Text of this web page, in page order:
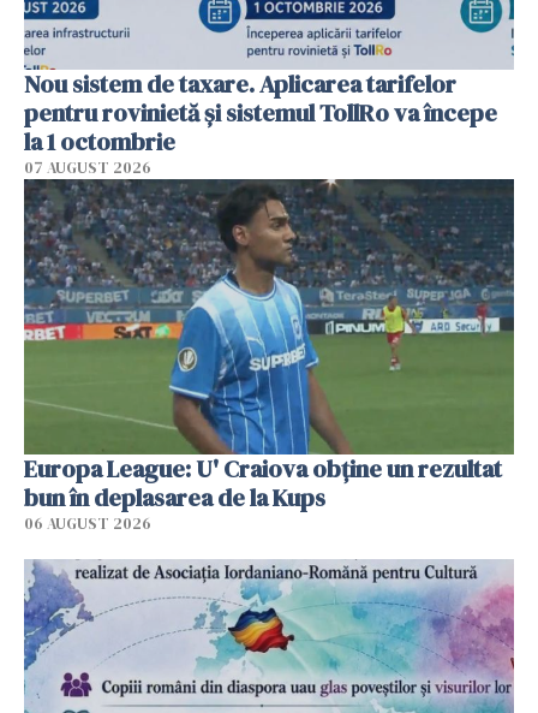
Nou sistem de taxare. Aplicarea tarifelor
pentru rovinietă şi sistemul TollRo va începe
la 1 octombrie
07 AUGUST 2026
Europa League: U' Craiova obține un rezultat
bun în deplasarea de la Kups
06 AUGUST 2026